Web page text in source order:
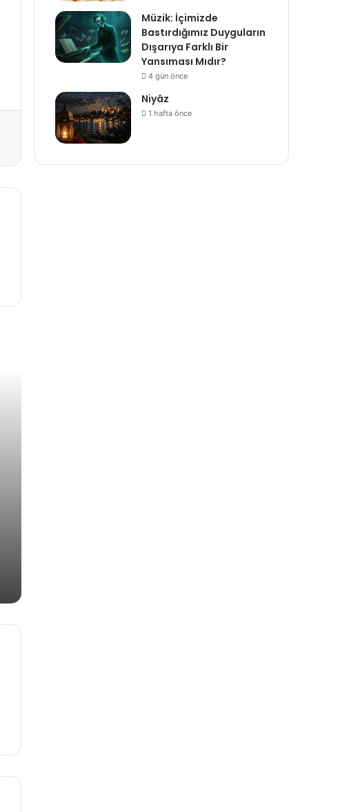
Müzik: İçimizde
Bastırdığımız Duyguların
Dışarıya Farklı Bir
Yansıması Mıdır?
4 gün önce
Niyâz
1 hafta önce